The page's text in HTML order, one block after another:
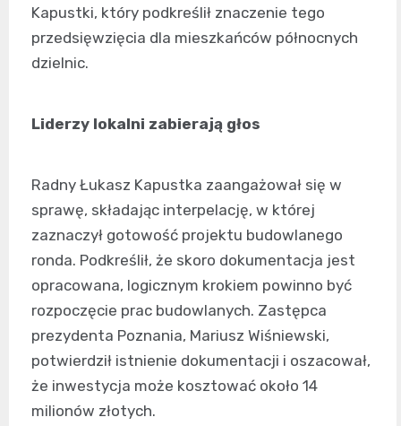
Kapustki, który podkreślił znaczenie tego
przedsięwzięcia dla mieszkańców północnych
dzielnic.
Liderzy lokalni zabierają głos
Radny Łukasz Kapustka zaangażował się w
sprawę, składając interpelację, w której
zaznaczył gotowość projektu budowlanego
ronda. Podkreślił, że skoro dokumentacja jest
opracowana, logicznym krokiem powinno być
rozpoczęcie prac budowlanych. Zastępca
prezydenta Poznania, Mariusz Wiśniewski,
potwierdził istnienie dokumentacji i oszacował,
że inwestycja może kosztować około 14
milionów złotych.